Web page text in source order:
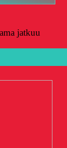
jatkuu